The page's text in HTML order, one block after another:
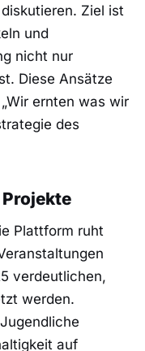
Ziel ist
und
nicht nur
Diese Ansätze
ernten was wir
des
Plattform ruht
verdeutlichen,
werden.
auf